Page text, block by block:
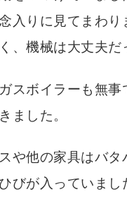
入りに見てまわり
、機械は大丈夫だ
スボイラーも無事
ました。
や他の家具はバタ
びが入っていまし